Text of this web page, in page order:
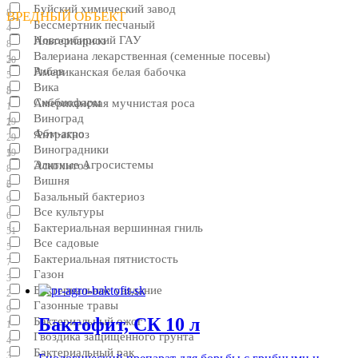
Буйский химический завод
4
Новосибирский ГАУ
3
Рибав
5
Сиббиофарм
19
Фбм-агро
19
Элитные Агросистемы
2
8
Бессмертник песчаный
8
Валериана лекарственная (семенные посевы)
5
Вика
1
Виноград
29
Виноградники
8
Вишня
9
Все культуры
51
Все садовые
7
Газон
2
Газонные травы
1
Гвоздика защищенного грунта
3
ВРЕДНЫЙ ОБЪЕКТ
Альтернариоз
20
Американская белая бабочка
8
Американская мучнистая роса
2
Антракноз
5
Аскохитоз
6
Базальный бактериоз
6
Бактериальная вершинная гниль
5
Бактериальная пятнистость
3
Бактериальное увядание
9
Бактериальный ожог
4
Бактериальный рак
Бактофит, СК 10 л